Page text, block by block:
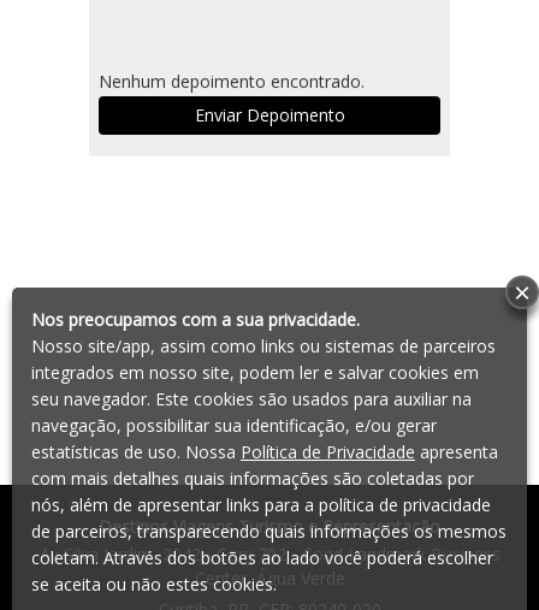
Destinos Viagens Turismo e Representação
Av Silva Jardim, 2042 - Conj 702 - Cond Landmark Business
Center, Água Verde
Nos preocupamos com a sua privacidade.
Nosso site/app, assim como links ou sistemas de parceiros
integrados em nosso site, podem ler e salvar cookies em
seu navegador. Este cookies são usados para auxiliar na
navegação, possibilitar sua identificação, e/ou gerar
estatísticas de uso. Nossa Política de Privacidade apresenta
com mais detalhes quais informações são coletadas por
nós, além de apresentar links para a política de privacidade
de parceiros, transparecendo quais informações os mesmos
coletam. Através dos botões ao lado você poderá escolher
se aceita ou não estes cookies.
×